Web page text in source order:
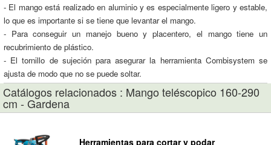
- El mango está realizado en aluminio y es especialmente ligero y estable,
lo que es importante si se tiene que levantar el mango.
- Para conseguir un manejo bueno y placentero, el mango tiene un
recubrimiento de plástico.
- El tornillo de sujeción para asegurar la herramienta Combisystem se
ajusta de modo que no se puede soltar.
Catálogos relacionados : Mango teléscopico 160-290
cm - Gardena
Herramientas para cortar y podar